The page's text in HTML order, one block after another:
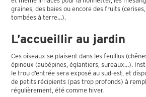
graines, des baies ou encore des fruits
tombées à terre…).
L’accueillir au jardin
Ces oiseaux se plaisent dans les feuillus
épineux (aubépines, églantiers, sureaux…).
le trou d’entrée sera exposé au sud-est, et
de petits récipients (pas trop profonds) à
régulièrement, été comme hiver.